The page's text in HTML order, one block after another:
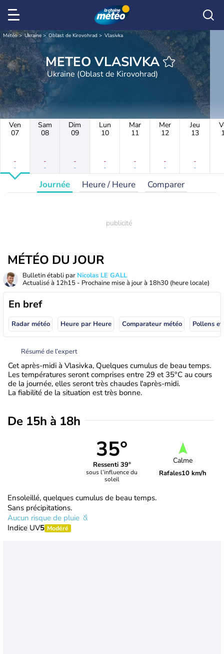
Météo Ukraine Oblast de Kirovohrad Vlasivka
METEO VLASIVKA
Ukraine (Oblast de Kirovohrad)
Ven
07
-
-
Sam
08
-
-
Dim
09
-
-
Lun
10
-
-
Mar
11
-
-
Mer
12
-
-
Jeu
13
-
-
Journée Heure / Heure Comparer
MÉTÉO DU JOUR
Bulletin établi par Nicolas LE GALL
Actualisé à 12h15 - Prochaine mise à jour à 18h30 (heure locale)
En bref
Radar météo Heure par Heure Comparateur météo Pollens
Résumé de l’expert
Cet après-midi à Vlasivka, Quelques cumulus de beau temps.
Les températures seront comprises entre 29 et 35°C au cours
de la journée, elles seront très chaudes l'après-midi.
La fiabilité de la situation est très bonne.
De 15h à 18h
35°
Ressenti 39°
sous l’influence du
soleil
Calme
Rafales10 km/h
Ensoleillé, quelques cumulus de beau temps.
Sans précipitations.
Aucun risque de pluie
Indice UV5 Modéré